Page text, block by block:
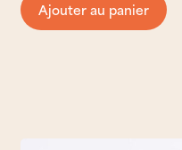
Ajouter au panier